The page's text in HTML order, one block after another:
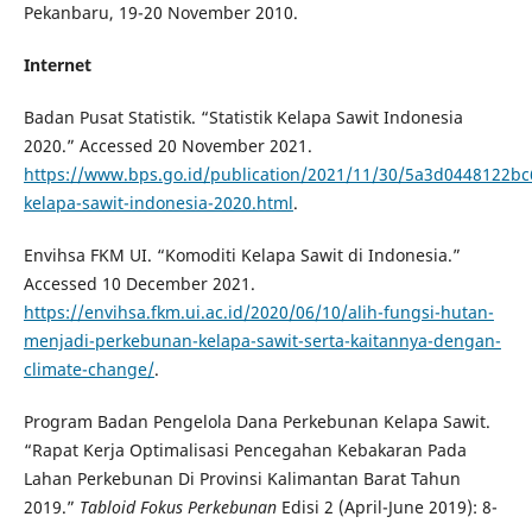
Pekanbaru, 19-20 November 2010.
Internet
Badan Pusat Statistik. “Statistik Kelapa Sawit Indonesia
2020.” Accessed 20 November 2021.
https://www.bps.go.id/publication/2021/11/30/
kelapa-sawit-indonesia-2020.html.
Envihsa FKM UI. “Komoditi Kelapa Sawit di Indonesia.”
Accessed 10 December 2021.
https://envihsa.fkm.ui.ac.id/2020/06/10/alih-fungsi-hutan-
menjadi-perkebunan-kelapa-sawit-serta-kaitannya-dengan-
climate-change/.
Program Badan Pengelola Dana Perkebunan Kelapa Sawit.
“Rapat Kerja Optimalisasi Pencegahan Kebakaran Pada
Lahan Perkebunan Di Provinsi Kalimantan Barat Tahun
2019.” Tabloid Fokus PerkebunanEdisi 2 (April-June 2019): 8-